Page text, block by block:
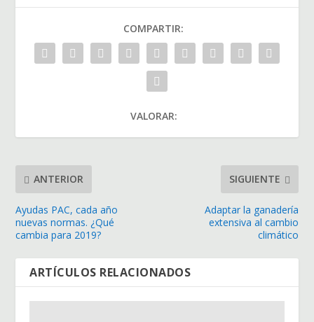
COMPARTIR:
VALORAR:
ANTERIOR
Ayudas PAC, cada año
nuevas normas. ¿Qué
cambia para 2019?
SIGUIENTE
Adaptar la ganadería
extensiva al cambio
climático
ARTÍCULOS RELACIONADOS